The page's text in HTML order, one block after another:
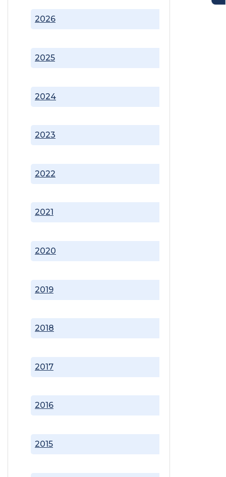
2015
2016
2017
2018
2019
2020
2021
2022
2023
2024
2025
2026